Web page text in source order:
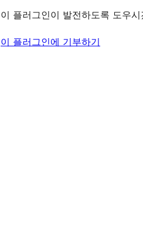
이 플러그인이 발전하도록 도우시
이 플러그인에 기부하기